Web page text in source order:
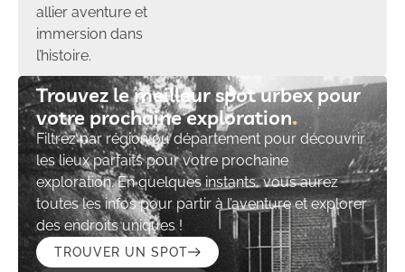
allier aventure et
immersion dans
l’histoire.
Trouvez le meilleur spot urbex pour
votre prochaine exploration​
Filtrez par région ou département pour découvrir
les lieux parfaits pour votre prochaine
exploration. En quelques instants, vous aurez
toutes les infos pour partir à l’aventure et explorer
des endroits uniques !
TROUVER UN SPOT